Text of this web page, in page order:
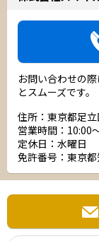
お問い合わせの
とスムーズです。
住所：東京都足
営業時間：10:00
定休日：水曜日
免許番号：東京